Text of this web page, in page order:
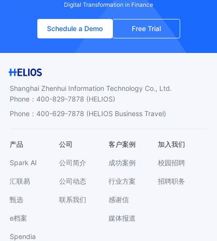
Digital Transformation in Finance
Schedule a Demo Free Trial
Shanghai Zhenhui Information Technology Co., Ltd.
Phone ： 400-829-7878 (HELIOS)
Phone ： 400-629-7878 (HELIOS Business Travel)
产品
Spark AI
汇联易
甄选
e档案
Spendia
公司
公司简介
公司动态
联系我们
客户案例
成功案例
行业方案
感谢信
媒体报道
加入我们
校园招聘
招聘职务